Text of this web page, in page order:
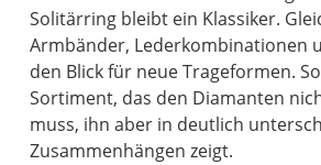
Solitärring bleibt ein Klassiker.
Armbänder, Lederkombinationen
den Blick für neue Trageformen.
Sortiment, das den Diamanten
muss, ihn aber in deutlich
Zusammenhängen zeigt.